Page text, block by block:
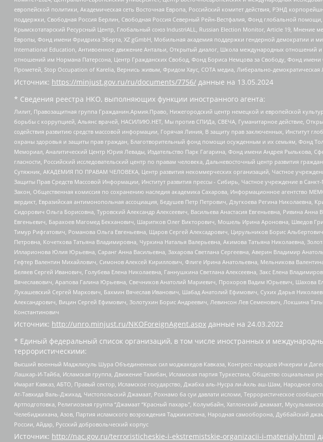
европейской политики, Академическая сеть Восточная Европа, Российский комитет действия, РЭНД
поддержки, Свободная Россия Берлин, Свободная Россия Северный Рейн-Вестфалия, Фонд глобальной
Крымскотатарский Ресурсный Центр, Глобальный союз IndustriALL, Russian Election Monitor, Article 19, Мнение
Европы, Фонд имени Фридриха Эберта, XZ gGmbH, Мобильная академия поддержки гендерной демократии и
International Education, Антивоенное движение Антальи, Открытый диалог, Школа международных отношений
отношений им Нормана Патерсона, Центр Гражданских Свобод, Фонд Бориса Немцова за Свободу, Фонд
Прометей, Stop Occupation of Karelia, Вернись живым, Фридом Хаус, СОТА медиа, Либерально-демократическая
Источник: https://minjust.gov.ru/ru/documents/7756/ данные на 13.05.2024
* Сведения реестра НКО, выполняющих функции иностранного агента:
Лилит, Правозащитная группа Гражданин.Армия.Право, Нижегородский центр немецкой и европейской
борьбы с коррупцией, Альянс врачей, НАСИЛИЮ.НЕТ, Мы против СПИДа, СВЕЧА, Гуманитарное действие,
содействия развитию средств массовой информации, Горячая Линия, В защиту прав заключенных, Институт
охраны здоровья и защиты прав граждан, Благотворительный фонд помощи осужденным и их семьям, Фонд
Мемориал, Аналитический Центр Юрия Левады, Издательство Парк Гагарина, Фонд имени Андрея Рылькова,
гласности, Российский исследовательский центр по правам человека, Дальневосточный центр развития
Сутяжник, АКАДЕМИЯ ПО ПРАВАМ ЧЕЛОВЕКА, Центр развития некоммерческих организаций, Частное
Защиты Прав Средств Массовой Информации, Институт развития прессы - Сибирь, Частное учреждение в
Закон, Общественная комиссия по сохранению наследия академика Сахарова, Информационное агентство
вердикт, Евразийская антимонопольная ассоциация, Бедушев Петр Петрович, Дзугкоева Регина
Сидорович Ольга Борисовна, Туровский Александр Алексеевич, Васильева Анастасия Евгеньевна, Ривина
Евгеньевич, Барахоев Магомед Бекханович, Шарипков Олег Викторович, Мошель Ирина Ароновна, Шведов
Тимур Рифгатович, Романова Ольга Евгеньевна, Щаров Сергей Алексадрович, Цирульников Борис
Петровна, Кочеткова Татьяна Владимировна, Чуркина Наталья Валерьевна, Акимова Татьяна Николаевна,
Илларионова Юлия Юрьевна, Саранг Анна Васильевна, Захарова Светлана Сергеевна, Аверин Владимир
Гефтер Валентин Михайлович, Симонов Алексей Кириллович, Флиге Ирина Анатольевна, Мельникова
Беляев Сергей Иванович, Голубева Елена Николаевна, Ганнушкина Светлана Алексеевна, Закс Елена
Вячеславович, Арапова Галина Юрьевна, Свечников Анатолий Мариевич, Прохоров Вадим Юрьевич, Шахова
Лукашевский Сергей Маркович, Бахмин Вячеслав Иванович, Шабад Анатолий Ефимович, Сухих Дарья
Александрович, Вицин Сергей Ефимович, Золотухин Борис Андреевич, Левинсон Лев Семенович, Локшина
Константинович
Источник: http://unro.minjust.ru/NKOForeignAgent.aspx данные на 24.03.2022
* Единый федеральный список организаций, в том числе иностранных и
террористическими:
Высший военный Маджлисуль Шура Объединенных сил моджахедов Кавказа, Конгресс народов Ичкерии и
Лашкар-И-Тайба, Исламская группа, Движение Талибан, Исламская партия Туркестана, Общество
Имарат Кавказ, АБТО, Правый сектор, Исламское государство, Джабха аль-Нусра ли-Ахль аш-Шам, Народное
Ат-Тавхида Валь-Джихад, Чистопольский Джамаат, Рохнамо ба суи давлати исломи, Террористическое
Артподготовка, Религиозная группа “Джамаат “Красный пахарь”, Колумбайн, Хатлонский джамаат,
Челебиджихана, Азов, Партия исламского возрождения Таджикистана, Народная самооборона, Дуббайский
России, Айдар, Русский добровольческий корпус
Источник: http://nac.gov.ru/terroristicheskie-i-ekstremistskie-organizacii-i-materialy.html